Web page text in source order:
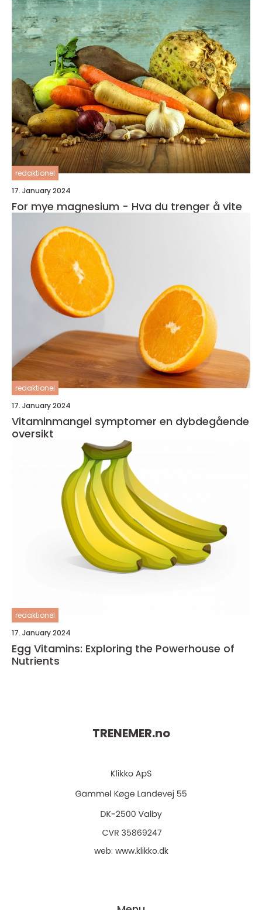
redaktionel
17. January 2024
For mye magnesium - Hva du trenger å vite
redaktionel
17. January 2024
Vitaminmangel symptomer en dybdegående
oversikt
redaktionel
17. January 2024
Egg Vitamins: Exploring the Powerhouse of
Nutrients
TRENEMER.no
web: www.klikko.dk